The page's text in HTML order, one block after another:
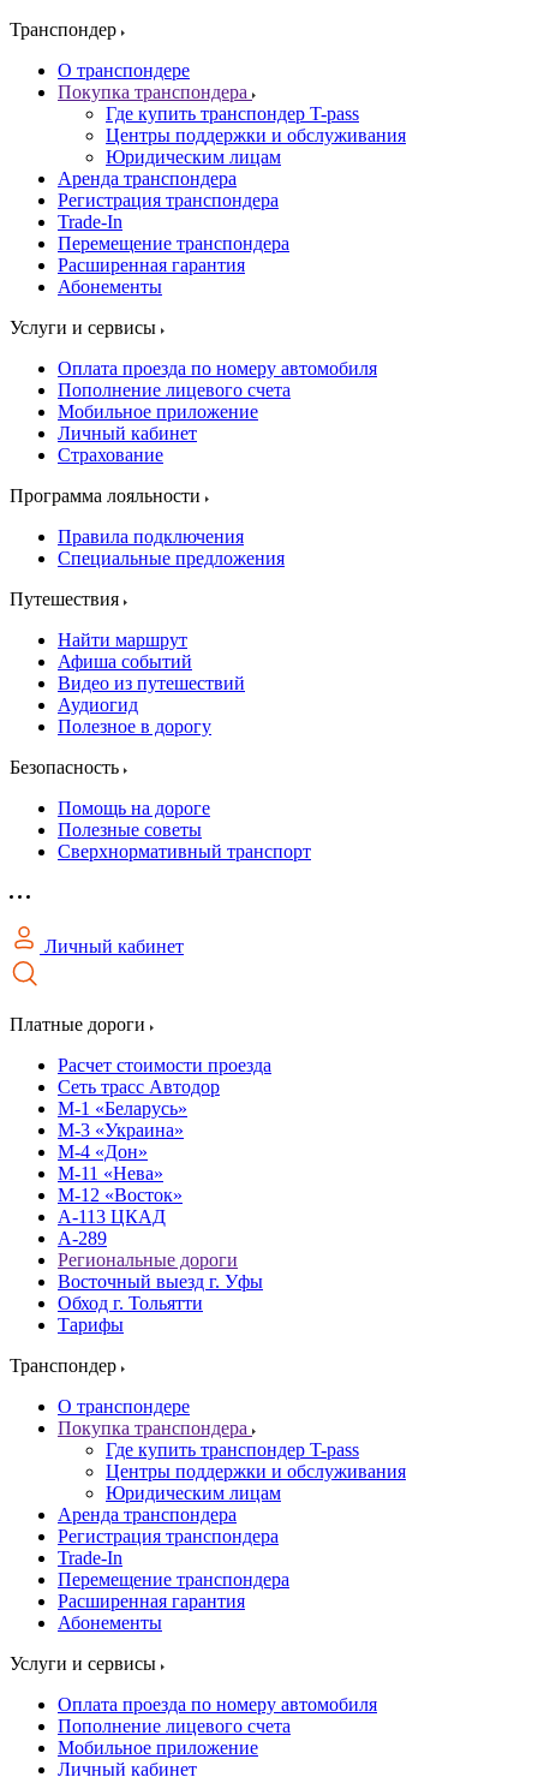
Транспондер
О транспондере
Покупка транспондера
Где купить транспондер T-pass
Центры поддержки и обслуживания
Юридическим лицам
Аренда транспондера
Регистрация транспондера
Trade-In
Перемещение транспондера
Расширенная гарантия
Абонементы
Услуги и сервисы
Оплата проезда по номеру автомобиля
Пополнение лицевого счета
Мобильное приложение
Личный кабинет
Страхование
Программа лояльности
Правила подключения
Специальные предложения
Путешествия
Найти маршрут
Афиша событий
Видео из путешествий
Аудиогид
Полезное в дорогу
Безопасность
Помощь на дороге
Полезные советы
Сверхнормативный транспорт
Личный кабинет
Платные дороги
Расчет стоимости проезда
Сеть трасс Автодор
М-1 «Беларусь»
М-3 «Украина»
М-4 «Дон»
М-11 «Нева»
М-12 «Восток»
А-113 ЦКАД
А-289
Региональные дороги
Восточный выезд г. Уфы
Обход г. Тольятти
Тарифы
Транспондер
О транспондере
Покупка транспондера
Где купить транспондер T-pass
Центры поддержки и обслуживания
Юридическим лицам
Аренда транспондера
Регистрация транспондера
Trade-In
Перемещение транспондера
Расширенная гарантия
Абонементы
Услуги и сервисы
Оплата проезда по номеру автомобиля
Пополнение лицевого счета
Мобильное приложение
Личный кабинет